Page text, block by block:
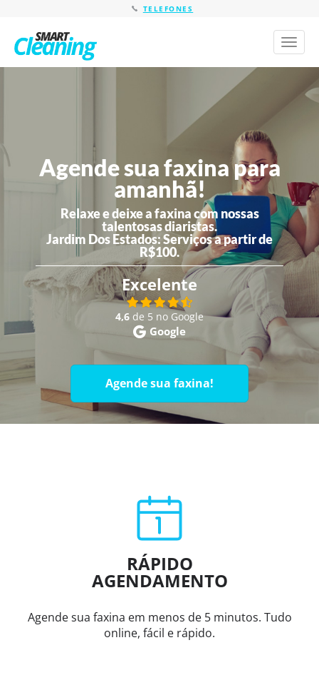
TELEFONES
Toggle
Agende sua faxina para
amanhã!
Relaxe e deixe a faxina com nossas
talentosas diaristas.
Jardim Dos Estados:Serviços a partir de
R$100.
Excelente
4,6 de 5 no Google
Google
Agende sua faxina!
RÁPIDO
AGENDAMENTO
Agende sua faxina em menos de 5 minutos. Tudo
online, fácil e rápido.